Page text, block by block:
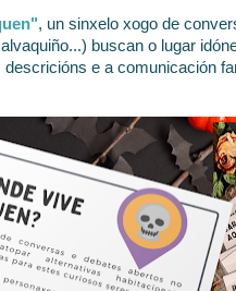
, un sinxelo xogo de
buscan o lugar
descricións e a comunicación